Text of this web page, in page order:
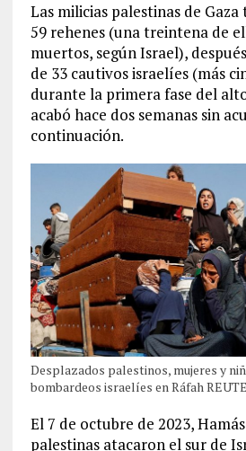
Las milicias palestinas de
59 rehenes (una treintena de
muertos, según Israel),
de 33 cautivos israelíes (más
durante la primera fase del
acabó hace dos semanas sin
continuación.
Desplazados palestinos, mujeres y
bombardeos israelíes en Ráfah
El 7 de octubre de 2023,
palestinas atacaron el sur de